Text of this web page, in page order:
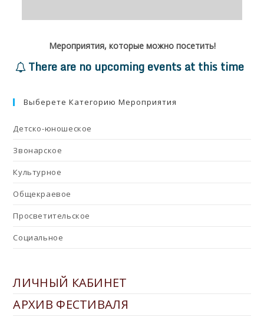
Мероприятия, которые можно посетить!
There are no upcoming events at this time
Выберете Категорию Мероприятия
Детско-юношеское
Звонарское
Культурное
Общекраевое
Просветительское
Социальное
ЛИЧНЫЙ КАБИНЕТ
АРХИВ ФЕСТИВАЛЯ